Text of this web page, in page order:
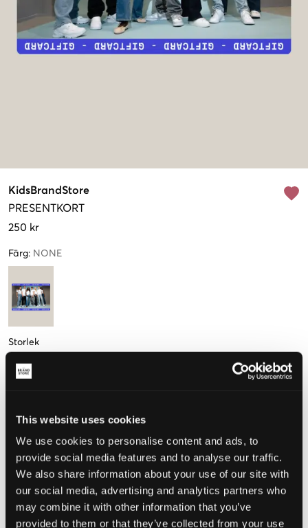
This website uses cookies
We use cookies to personalise content and ads, to
provide social media features and to analyse our traffic.
We also share information about your use of our site with
our social media, advertising and analytics partners who
may combine it with other information that you’ve
provided to them or that they’ve collected from your use
KidsBrandStore
PRESENTKORT
250 kr
Färg: NONE
Storlek
250 SEK 1500 SEK
2000 SEK
Upplevd storlek
Liten Perfekt Stor